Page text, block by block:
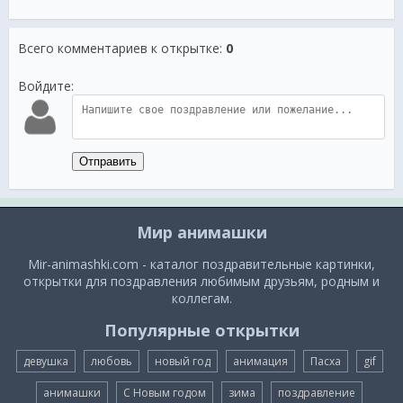
Всего комментариев к открытке: 0
Войдите:
Отправить
Мир анимашки
Mir-animashki.com - каталог поздравительные картинки,
открытки для поздравления любимым друзьям, родным и
коллегам.
Популярные открытки
девушка любовь новый год анимация Пасха gif
анимашки С Новым годом зима поздравление